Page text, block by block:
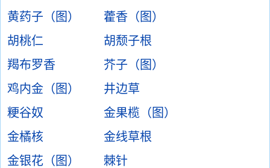
黄药子（图）
藿香（图）
胡桃仁
胡颓子根
羯布罗香
芥子（图）
鸡内金（图）
井边草
粳谷奴
金果榄（图）
金橘核
金线草根
金银花（图）
棘针